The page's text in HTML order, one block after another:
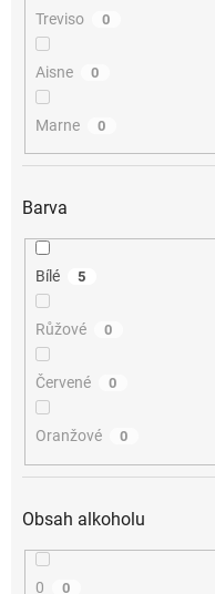
Treviso 0
Aisne 0
Marne 0
Barva
Bílé 5
Růžové 0
Červené 0
Oranžové 0
Obsah alkoholu
0 0